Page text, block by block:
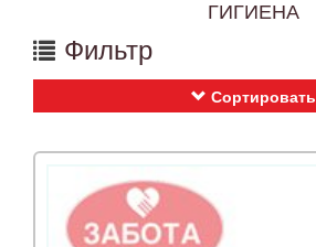
ГИГИЕНА
Фильтр
Сортировать